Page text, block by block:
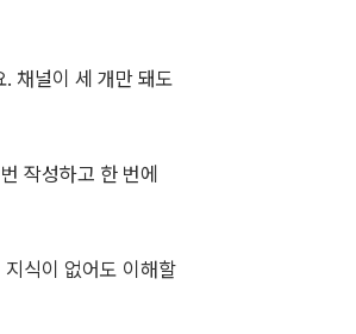
채널이 세 개만 돼도
작성하고 한 번에
식이 없어도 이해할